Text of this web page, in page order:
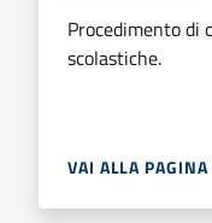
Procedimento di
scolastiche.
VAI ALLA PAGINA